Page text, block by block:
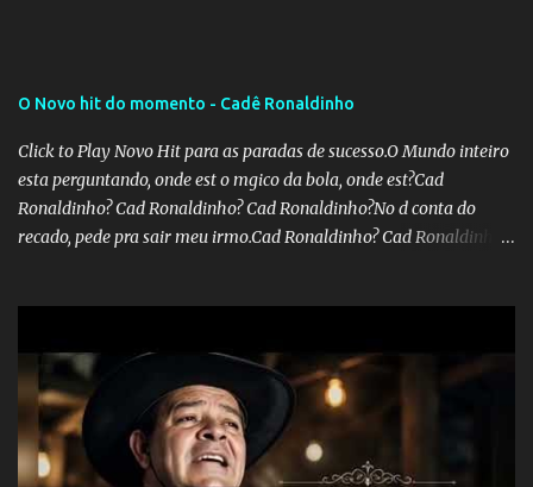
O Novo hit do momento - Cadê Ronaldinho
Click to Play Novo Hit para as paradas de sucesso.O Mundo inteiro
esta perguntando, onde est o mgico da bola, onde est?Cad
Ronaldinho? Cad Ronaldinho? Cad Ronaldinho?No d conta do
recado, pede pra sair meu irmo.Cad Ronaldinho? Cad Ronaldinho?